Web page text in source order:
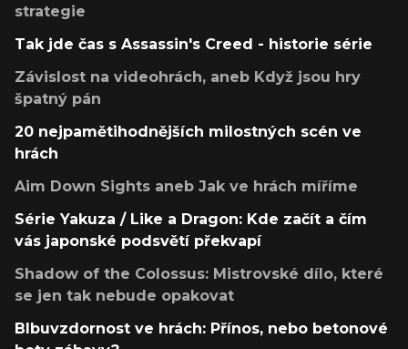
strategie
Tak jde čas s Assassin's Creed - historie série
Závislost na videohrách, aneb Když jsou hry
špatný pán
20 nejpamětihodnějších milostných scén ve
hrách
Aim Down Sights aneb Jak ve hrách míříme
Série Yakuza / Like a Dragon: Kde začít a čím
vás japonské podsvětí překvapí
Shadow of the Colossus: Mistrovské dílo, které
se jen tak nebude opakovat
Blbuvzdornost ve hrách: Přínos, nebo betonové